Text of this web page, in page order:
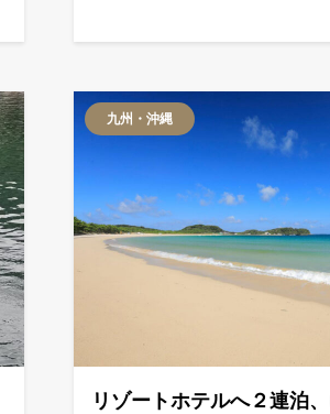
九州・沖縄
リゾートホテルへ２連泊